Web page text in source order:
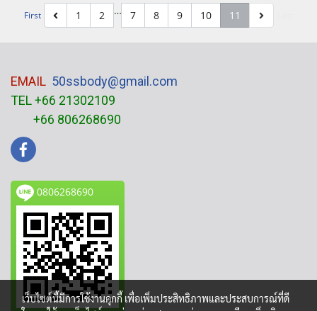
First 1 2 … 7 8 9 10 11
EMAIL 50ssbody@gmail.com
TEL +66 21302109
+66 806268690
0806268690
เว็บไซต์นี้มีการใช้งานคุกกี้ เพื่อเพิ่มประสิทธิภาพและประสบการณ์ที่ดี